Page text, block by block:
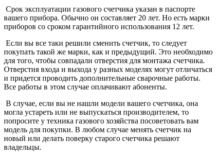
Срок эксплуатации газового счетчика указан в паспорте
вашего прибора. Обычно он составляет 20 лет. Но есть марки
приборов со сроком гарантийного использования 12 лет.
Если вы все таки решили сменить счетчик, то следует
покупать такой же марки, как и предыдущий. Это необходимо
для того, чтобы совпадали отверстия для монтажа счетчика.
Отверстия входа и выхода у разных моделях могут отличаться
и придется проводить дополнительные сварочные работы.
Все работы в этом случае оплачивают абоненты.
В случае, если вы не нашли модели вашего счетчика, она
могла устареть или не выпускаться производителем, то
попросите у техника газового хозяйства посоветовать вам
модель для покупки. В любом случае менять счетчик на
новый или делать поверку старого счетчика решают
владельцы.